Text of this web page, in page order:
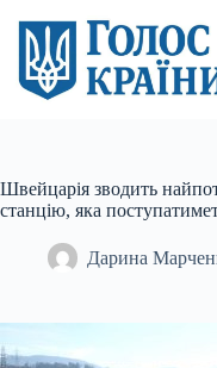
вмісту
Швейцарія зводить
станцію, яка
Дарина